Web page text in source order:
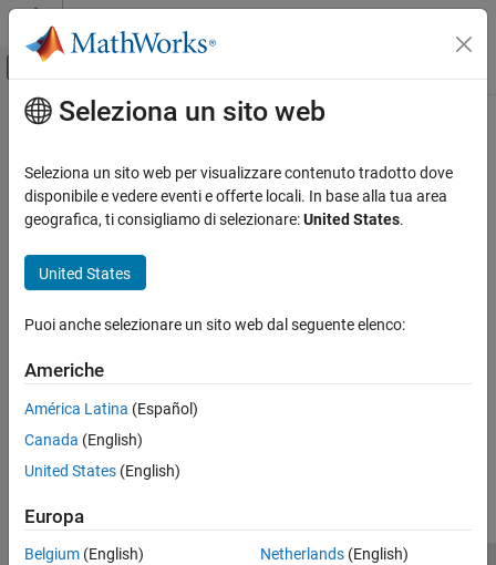
Vai al contenuto
Attiva/disattiva menu di navigazione
Pagina iniziale della documentazione
Contenuto principale
Seleziona un sito web
Seleziona un sito web per visualizzare contenuto tradotto dove
disponibile e vedere eventi e offerte locali. In base alla tua area
geografica, ti consigliamo di selezionare:United States.
United States
Puoi anche selezionare un sito web dal seguente elenco:
Americhe
América Latina (Español)
Canada (English)
United States (English)
Europa
Belgium (English)
Netherlands(English)